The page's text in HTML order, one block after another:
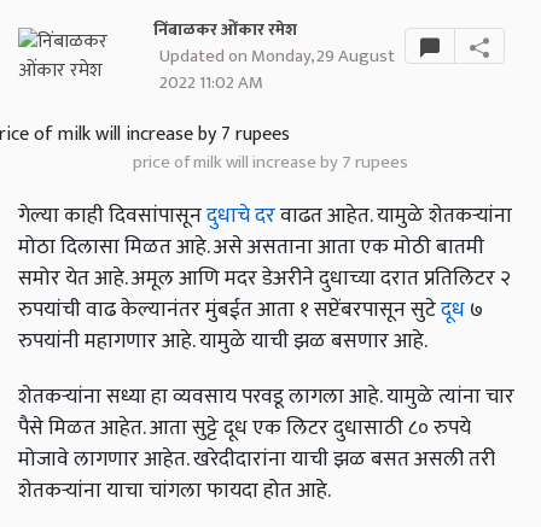
निंबाळकर ओंकार रमेश
Updated on Monday, 29 August
2022 11:02 AM
price of milk will increase by 7 rupees
गेल्या काही दिवसांपासूनदुधाचे दरवाढत आहेत. यामुळे शेतकऱ्यांना
मोठा दिलासा मिळत आहे. असे असताना आता एक मोठी बातमी
समोर येत आहे. अमूल आणि मदर डेअरीने दुधाच्या दरात प्रतिलिटर २
रुपयांची वाढ केल्यानंतर मुंबईत आता १ सप्टेंबरपासून सुटेदूध७
रुपयांनी महागणार आहे. यामुळे याची झळ बसणार आहे.
शेतकऱ्यांना सध्या हा व्यवसाय परवडू लागला आहे. यामुळे त्यांना चार
पैसे मिळत आहेत. आता सुट्टे दूध एक लिटर दुधासाठी ८० रुपये
मोजावे लागणार आहेत. खरेदीदारांना याची झळ बसत असली तरी
शेतकऱ्यांना याचा चांगला फायदा होत आहे.